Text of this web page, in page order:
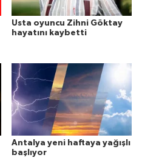
Usta oyuncu Zihni Göktay
hayatını kaybetti
Antalya yeni haftaya yağışlı
başlıyor